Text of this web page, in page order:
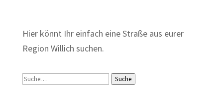
Hier könnt Ihr einfach eine Straße aus eurer
Region Willich suchen.
Suche Suche